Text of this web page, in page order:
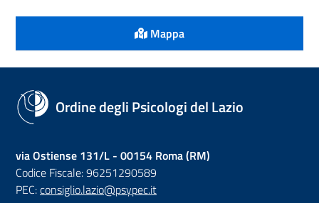
Mappa
Ordine degli Psicologi del Lazio
via Ostiense 131/L - 00154 Roma (RM)
Codice Fiscale: 96251290589
PEC:consiglio.lazio@psypec.it